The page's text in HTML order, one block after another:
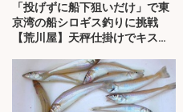
「投げずに船下狙いだけ」で東
京湾の船シロギス釣りに挑戦
【荒川屋】天秤仕掛けでキス約